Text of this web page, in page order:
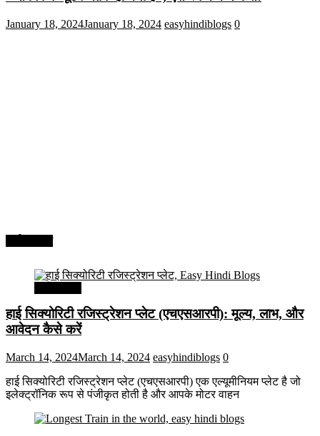
January 18, 2024January 18, 2024 easyhindiblogs 0
हाई सिक्योरिटी रजिस्ट्रेशन प्लेट (एचएसआरपी): मूल्य, लाभ, और
आवेदन कैसे करें
March 14, 2024March 14, 2024 easyhindiblogs 0
हाई सिक्योरिटी रजिस्ट्रेशन प्लेट (एचएसआरपी) एक एल्यूमीनियम प्लेट है जो
इलेक्ट्रॉनिक रूप से पंजीकृत होती है और आपके मोटर वाहन